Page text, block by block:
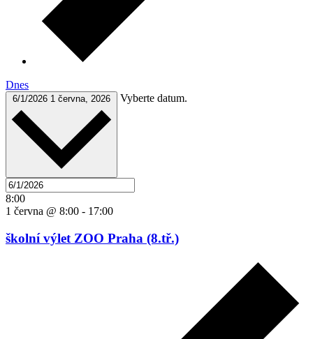
Dnes
6/1/2026 1 června, 2026 Vyberte datum.
8:00
1 června @ 8:00 - 17:00
školní výlet ZOO Praha (8.tř.)